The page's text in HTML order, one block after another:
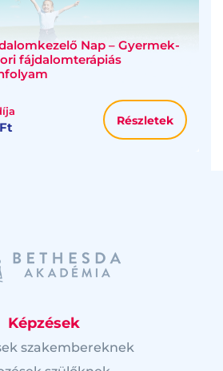
Nap – Gyermek-
fájdalomterápiás
Részletek
Képzések
szakembereknek